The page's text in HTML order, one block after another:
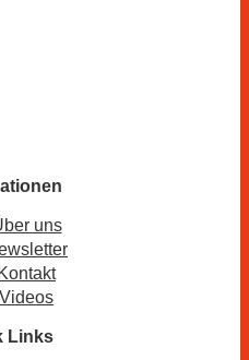
uns
Kontakt
Videos
Links